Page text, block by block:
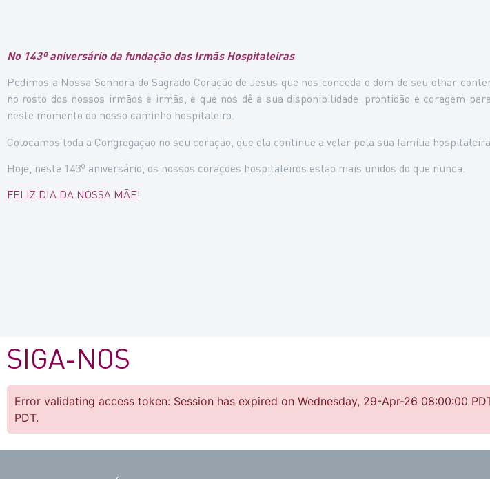
No 143º aniversário da fundação das Irmãs Hospitaleiras
Pedimos a Nossa Senhora do Sagrado Coração de Jesus que nos conceda o dom do seu olhar
no rosto dos nossos irmãos e irmãs, e que nos dê a sua disponibilidade, prontidão e coragem
neste momento do nosso caminho hospitaleiro.
Colocamos toda a Congregação no seu coração, que ela continue a velar pela sua família hospitaleira.
Hoje, neste 143º aniversário, os nossos corações hospitaleiros estão mais unidos do que nunca.
FELIZ DIA DA NOSSA MÃE!
SIGA-NOS
Error validating access token: Session has expired on Wednesday, 29-Apr-26 08:00:00
PDT.